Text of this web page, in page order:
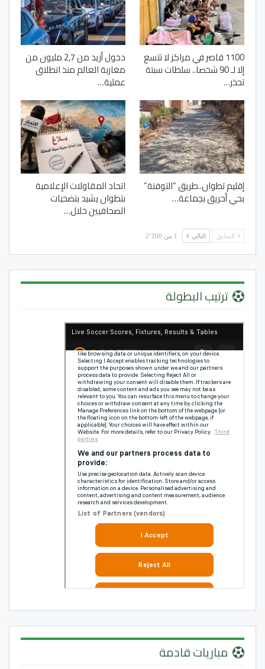
1100 قاصر في مراكز لا تتسع
إلا لـ 90 شخصا.. سلطات سبتة
تحذر…
دخول أزيد من 2,7 مليون من
مغاربة العالم منذ انطلاق
عملية…
إقليم تطوان..طريق “التوفنة”
بحي أحريق بجماعة…
اتحاد المقاولات الإعلامية
بتطوان يشيد بتضحيات
الصحافيين خلال…
السابق التالي 1 من 2٬200
ترتيب البطولة
مباريات قادمة